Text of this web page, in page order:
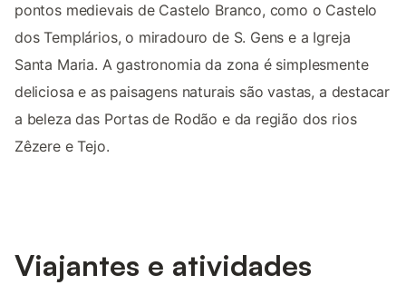
pontos medievais de Castelo Branco, como o Castelo
dos Templários, o miradouro de S. Gens e a Igreja
Santa Maria. A gastronomia da zona é simplesmente
deliciosa e as paisagens naturais são vastas, a destacar
a beleza das Portas de Rodão e da região dos rios
Zêzere e Tejo.
Viajantes e atividades